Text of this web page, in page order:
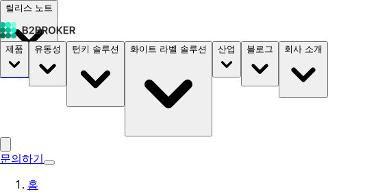
릴리스 노트
문서 요금B2STORE
제품 유동성 턴키 솔루션 화이트 라벨 솔루션 산업 블로그 회사 소개
문의하기
홈